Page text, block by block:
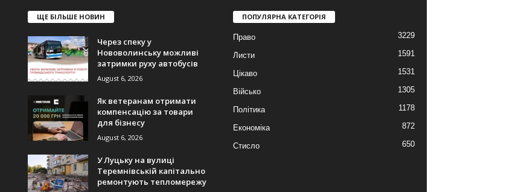
ЩЕ БІЛЬШЕ НОВИН
Через спеку у
Нововолинську можливі
затримки руху автобусів
August 6, 2026
Як ветеранам отримати
компенсацію за товари
для бізнесу
August 6, 2026
У Луцьку на вулиці
Теремнівській капітально
ремонтують тепломережу
ПОПУЛЯРНА КАТЕГОРІЯ
Право 3229
Листи 1591
Цікаво 1531
Військо 1305
Політика 1178
Економіка 872
Стисло 650